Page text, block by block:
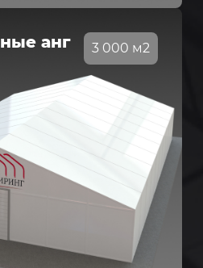
анг
3 000 м2